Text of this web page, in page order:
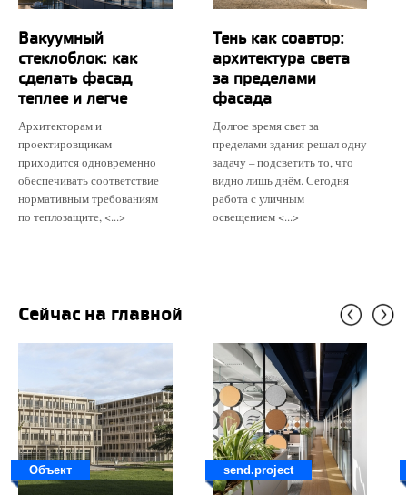
Вакуумный
стеклоблок: как
сделать фасад
теплее и легче
Архитекторам и
проектировщикам
приходится одновременно
обеспечивать соответствие
нормативным требованиям
по теплозащите, <...>
Тень как соавтор:
архитектура света
за пределами
фасада
Долгое время свет за
пределами здания решал одну
задачу – подсветить то, что
видно лишь днём. Сегодня
работа с уличным
освещением <...>
Сейчас на главной
Объект send.project